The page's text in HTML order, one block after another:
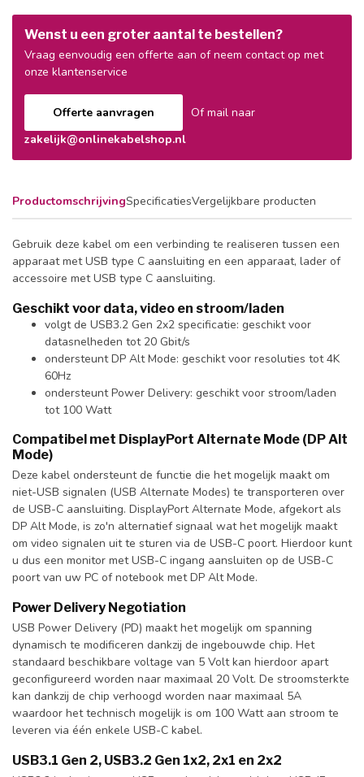
Wenst u een groter aantal te bestellen?
Vraag eenvoudig een offerte aan of neem contact op met
onze klantenservice
Offerte aanvragen
Of mail naar
zakelijk@onlinekabelshop.nl
ProductomschrijvingSpecificatiesVergelijkbare producten
Gebruik deze kabel om een verbinding te realiseren tussen een
apparaat met USB type C aansluiting en een apparaat, lader of
accessoire met USB type C aansluiting.
Geschikt voor data, video en stroom/laden
volgt de USB3.2 Gen 2x2 specificatie: geschikt voor
datasnelheden tot 20 Gbit/s
ondersteunt DP Alt Mode: geschikt voor resoluties tot 4K
60Hz
ondersteunt Power Delivery: geschikt voor stroom/laden
tot 100 Watt
Compatibel met DisplayPort Alternate Mode (DP Alt
Mode)
Deze kabel ondersteunt de functie die het mogelijk maakt om
niet-USB signalen (USB Alternate Modes) te transporteren over
de USB-C aansluiting. DisplayPort Alternate Mode, afgekort als
DP Alt Mode, is zo'n alternatief signaal wat het mogelijk maakt
om video signalen uit te sturen via de USB-C poort. Hierdoor kunt
u dus een monitor met USB-C ingang aansluiten op de USB-C
poort van uw PC of notebook met DP Alt Mode.
Power Delivery Negotiation
USB Power Delivery (PD) maakt het mogelijk om spanning
dynamisch te modificeren dankzij de ingebouwde chip. Het
standaard beschikbare voltage van 5 Volt kan hierdoor apart
geconfigureerd worden naar maximaal 20 Volt. De stroomsterkte
kan dankzij de chip verhoogd worden naar maximaal 5A
waardoor het technisch mogelijk is om 100 Watt aan stroom te
leveren via één enkele USB-C kabel.
USB3.1 Gen 2, USB3.2 Gen 1x2, 2x1 en 2x2